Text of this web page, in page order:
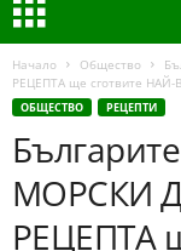
Начало Общество
РЕЦЕПТА ще сготвите НАЙ-
ОБЩЕСТВО РЕЦЕПТИ
МОРСКИ
РЕЦЕПТА